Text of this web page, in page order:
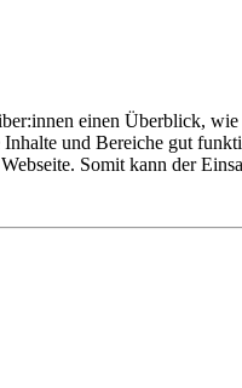
einen Überblick,
und Bereiche gut
Somit kann der
Sitzungen
sind Web Analytics
zu optimieren.
OMR